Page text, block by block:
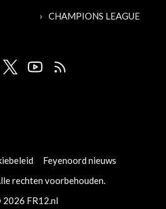
CHAMPIONS LEAGUE
Feyenoord nieuws
rechten voorbehouden.
FR12.nl